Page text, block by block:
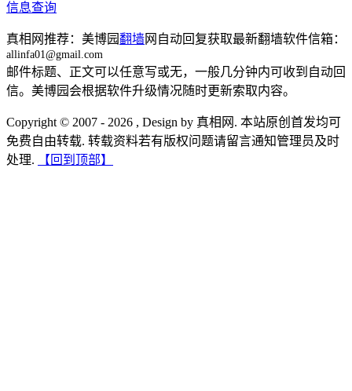
信息查询
真相网推荐：美博园翻墙网自动回复获取最新翻墙软件信箱：
allinfa01@gmail.com
邮件标题、正文可以任意写或无，一般几分钟内可收到自动回
信。美博园会根据软件升级情况随时更新索取内容。
Copyright © 2007 - 2026 , Design by 真相网. 本站原创首发均可
免费自由转载. 转载资料若有版权问题请留言通知管理员及时
处理.
【回到顶部】